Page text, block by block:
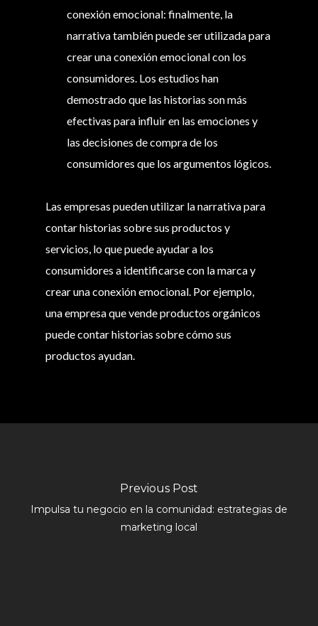
conexión emocional: finalmente, la
narrativa también puede ser utilizada para
crear una conexión emocional con los
consumidores. Los estudios han
demostrado que las historias son más
efectivas para influir en las emociones y
las decisiones de compra de los
consumidores que los argumentos lógicos.
Las empresas pueden utilizar la narrativa para
contar historias sobre sus productos y
servicios, lo que puede ayudar a los
consumidores a identificarse con la marca y
crear una conexión emocional. Por ejemplo,
una empresa que vende productos orgánicos
puede contar historias sobre cómo sus
productos ayudan.
Previous Post
Impulsa tu negocio en la comunidad: estrategias de
marketing local